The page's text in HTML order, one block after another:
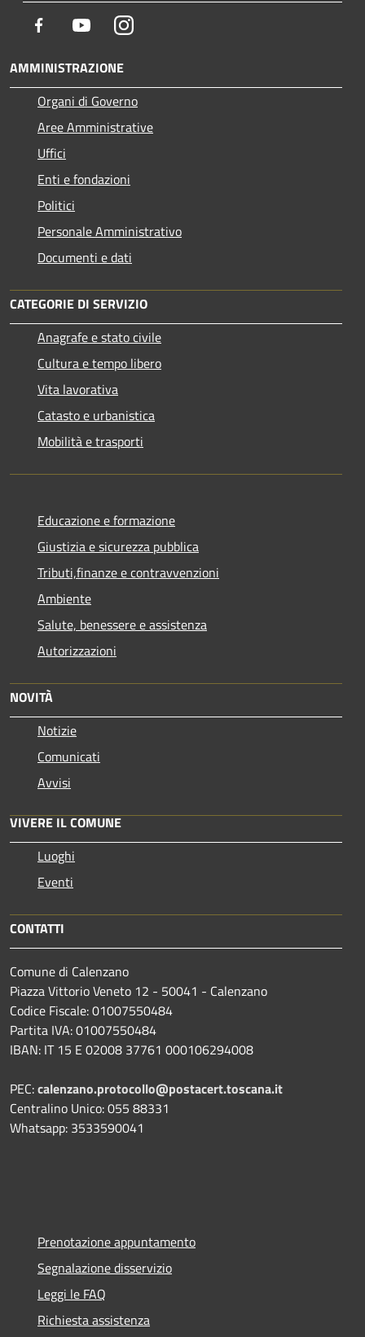
Facebook YoutubeInstagram
AMMINISTRAZIONE
Organi di Governo
Aree Amministrative
Uffici
Enti e fondazioni
Politici
Personale Amministrativo
Documenti e dati
CATEGORIE DI SERVIZIO
Anagrafe e stato civile
Cultura e tempo libero
Vita lavorativa
Catasto e urbanistica
Mobilità e trasporti
Educazione e formazione
Giustizia e sicurezza pubblica
Tributi,finanze e contravvenzioni
Ambiente
Salute, benessere e assistenza
Autorizzazioni
NOVITÀ
Notizie
Comunicati
Avvisi
VIVERE IL COMUNE
Luoghi
Eventi
CONTATTI
Comune di Calenzano
Piazza Vittorio Veneto 12 - 50041 - Calenzano
Codice Fiscale: 01007550484
Partita IVA: 01007550484
IBAN: IT 15 E 02008 37761 000106294008
PEC:calenzano.protocollo@postacert.toscana.it
Centralino Unico: 055 88331
Whatsapp: 3533590041
Prenotazione appuntamento
Segnalazione disservizio
Leggi le FAQ
Richiesta assistenza